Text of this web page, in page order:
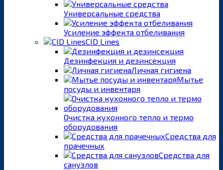
Универсальные средства
Усиление эффекта отбеливания
CID Lines
Дезинфекция и дезинсекция
Личная гигиена
Мытье
посуды и инвентаря
Очистка кухонного тепло и термо
оборудования
Средства для
прачечных
Средства для
санузлов